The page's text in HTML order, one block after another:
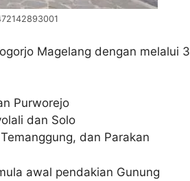
Magelang dengan melalui 3
Purworejo
dan Solo
dan Parakan
awal pendakian Gunung